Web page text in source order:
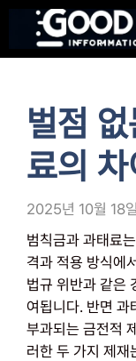
츠
벌점
료의
2025년 10월 18일
범칙금과 과태료
격과 적용 방식에
법규 위반과 같은
여됩니다. 반면 과
부과되는 금전적
러한 두 가지 제재